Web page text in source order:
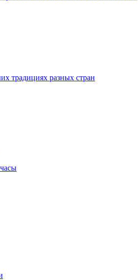
традициях разных стран